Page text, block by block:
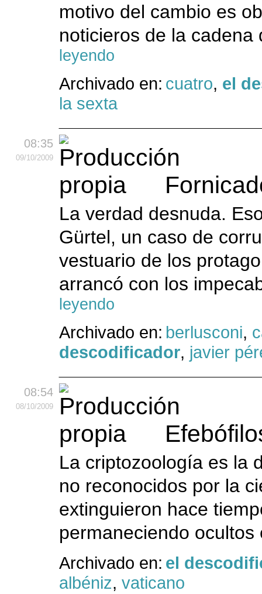
motivo del cambio es
noticieros de la
leyendo
Archivado en: cuatro, el
la sexta
08:35
09/10/2009
La verdad desnuda.
Gürtel, un caso de
vestuario de los
arrancó con los
leyendo
Archivado en: berlusconi,
descodificador, javier
08:54
08/10/2009
La criptozoología es la
no reconocidos por la
extinguieron hace
permaneciendo
Archivado en: el
albéniz, vaticano